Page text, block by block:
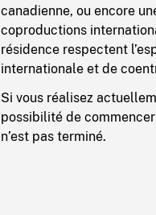
canadienne, ou encore
coproductions
résidence respectent
internationale et de
Si vous réalisez
possibilité de
n’est pas terminé.